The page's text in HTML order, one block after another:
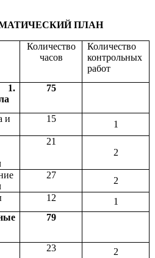
ПЛАН
Количество
часов
Количество
контрольных
работ
75
и
15
1
21
2
27
2
12
1
79
23
2